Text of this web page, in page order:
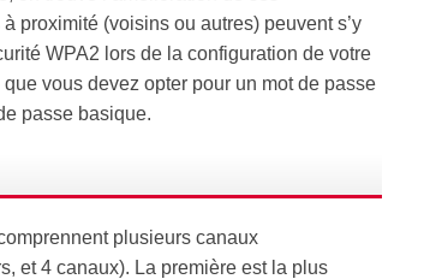
proximité (voisins ou autres) peuvent s’y
WPA2 lors de la configuration de votre
vous devez opter pour un mot de passe
passe basique.
plusieurs canaux
et 4 canaux). La première est la plus